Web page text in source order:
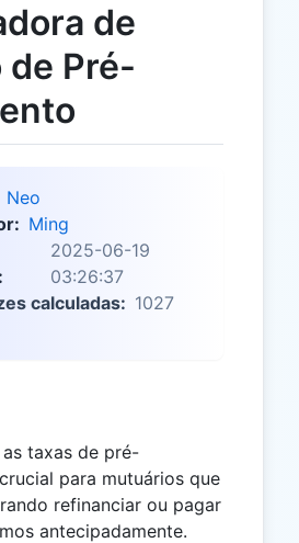
de
de Pré-
Neo
Ming
2025-06-19
03:26:37
calculadas: 1027
taxas de pré-
para mutuários que
refinanciar ou pagar
antecipadamente.